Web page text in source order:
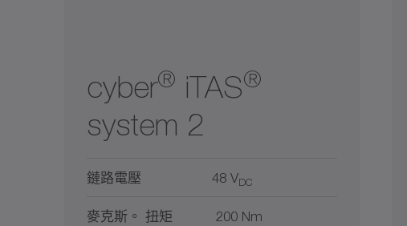
cyber® iTAS®
system 2
鏈路電壓 48 VDC
麥克斯。 扭矩 200 Nm